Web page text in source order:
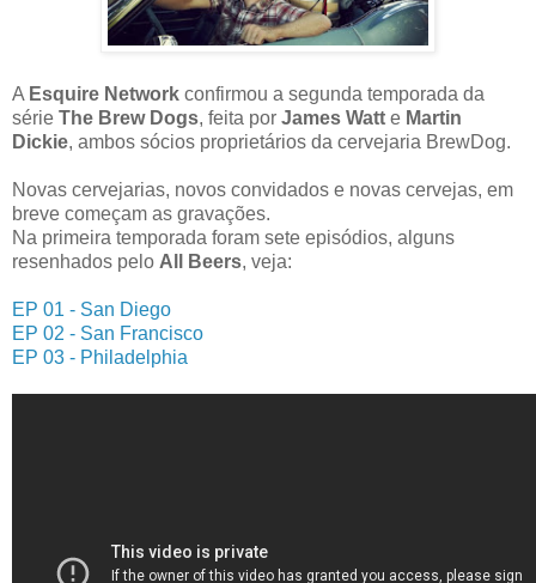
A Esquire Network confirmou a segunda temporada da
série The Brew Dogs, feita por James Watt e Martin
Dickie, ambos sócios proprietários da cervejaria BrewDog.
Novas cervejarias, novos convidados e novas cervejas, em
breve começam as gravações.
Na primeira temporada foram sete episódios, alguns
resenhados pelo All Beers, veja:
EP 01 - San Diego
EP 02 - San Francisco
EP 03 - Philadelphia